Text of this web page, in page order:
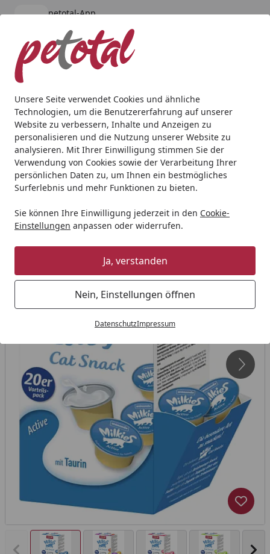
Unsere Seite verwendet Cookies und ähnliche
Technologien, um die Benutzererfahrung auf unserer
Website zu verbessern, Inhalte und Anzeigen zu
personalisieren und die Nutzung unserer Website zu
analysieren. Mit Ihrer Einwilligung stimmen Sie der
Verwendung von Cookies sowie der Verarbeitung Ihrer
persönlichen Daten zu, um Ihnen ein bestmögliches
Surferlebnis und mehr Funktionen zu bieten.
Sie können Ihre Einwilligung jederzeit in den Cookie-
Einstellungen anpassen oder widerrufen.
Ja, verstanden
Nein, Einstellungen öffnen
DatenschutzImpressum
petotal-App
kostenlos - Im App Store
Alle Produkte
Mein Konto
Suchen
Startseite
Katze Snacks animonda Milkies Kapseln 20 x 15g
animonda Milkies Kapseln 20 x 15g
Multipack Katzensnack Active
(6 Bewertungen)
Vorheriges Bild anzeigen
Angebot